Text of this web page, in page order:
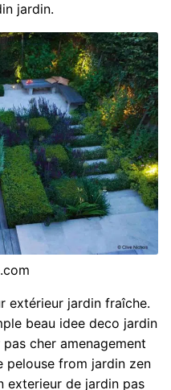
jardin.
extérieur jardin fraîche.
beau idee deco jardin
cher amenagement
pelouse from jardin zen
exterieur de jardin pas